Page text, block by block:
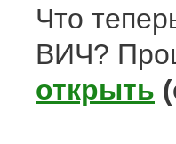
Что
ВИЧ?
открыть